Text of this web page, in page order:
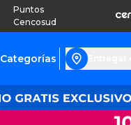
Puntos
Cencosud
Categorías